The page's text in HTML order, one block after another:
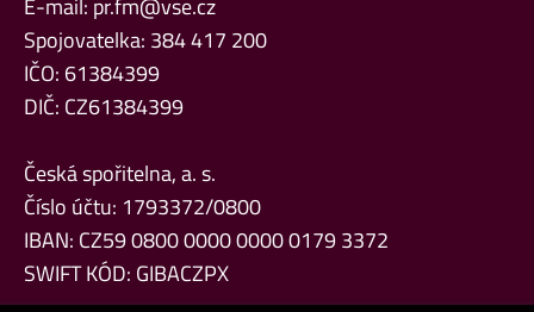
E-mail: pr.fm@vse.cz
Spojovatelka: 384 417 200
IČO: 61384399
DIČ: CZ61384399
Česká spořitelna, a. s.
Číslo účtu: 1793372/0800
IBAN: CZ59 0800 0000 0000 0179 3372
SWIFT KÓD: GIBACZPX